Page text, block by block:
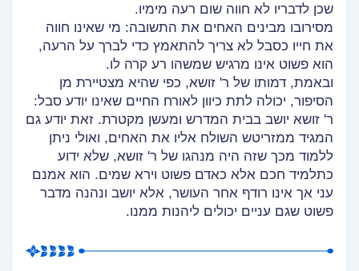
שכן לדבריו לא חווה שום רעה מימיו.
מסירובו מבינים האחים את התשובה: מי שאינו חווה
את חייו כסבל לא צריך להתאמץ כדי לברך על הרעה,
הוא פשוט אינו מרגיש שמשהו רע קרה לו.
ובאמת, דמותו של ר' זושא, כפי שהיא מצטיירת מן
הסיפור, יכולה לתת כיוון לאורח החיים שאינו יודע סבל:
ר' זושא יושב בבית המדרש ומעשן מקטרת. זאת יודע גם
המגיד ממזריטש השולח אליו את האחים, ואולי ניתן
ללמוד מכך שזה היה מנהגו של ר' זושא, שלא ידוע
כתלמיד חכם אלא כאדם פשוט וירא שמים. הוא אמנם
עני אך אינו רודף אחר העושר, אלא יושב ונהנה מדבר
פשוט שגם עניים יכולים ליהנות ממנו.